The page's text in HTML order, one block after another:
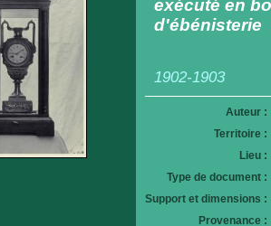
exécuté en
d'ébénisterie
1902-1903
Auteur :
Territoire :
Lieu :
Type de document :
Support et dimensions :
Provenance :